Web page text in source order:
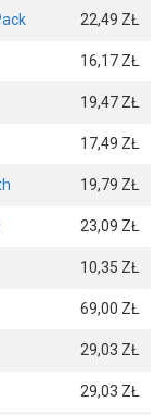
22,49 ZŁ
16,17 ZŁ
19,47 ZŁ
17,49 ZŁ
19,79 ZŁ
23,09 ZŁ
10,35 ZŁ
69,00 ZŁ
29,03 ZŁ
29,03 ZŁ